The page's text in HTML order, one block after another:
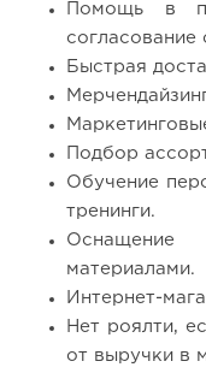
Помощь в
согласование
Быстрая
Подбор
Обучение
тренинги.
материалами.
Интернет-
Нет роялти,
от выручки в